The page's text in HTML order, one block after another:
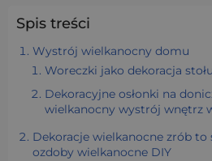
Spis treści
Wystrój wielkanocny domu
Woreczki jako dekoracja
Dekoracyjne osłonki na
wielkanocny wystrój wnętrz
Dekoracje wielkanocne zrób to
ozdoby wielkanocne DIY